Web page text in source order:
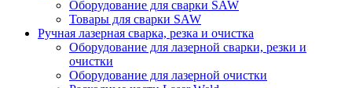
Оборудование для сварки SAW
Товары для сварки SAW
Ручная лазерная сварка, резка и очистка
Оборудование для лазерной сварки, резки и
очистки
Оборудование для лазерной очистки